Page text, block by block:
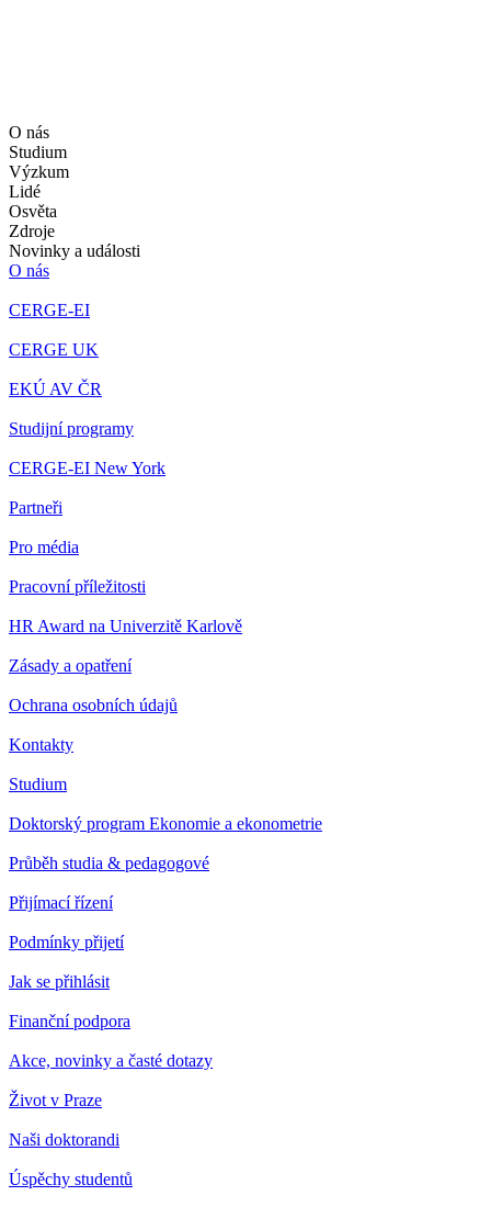
O nás
Studium
Výzkum
Lidé
Osvěta
Zdroje
Novinky a události
O nás
CERGE-EI
CERGE UK
EKÚ AV ČR
Studijní programy
CERGE-EI New York
Partneři
Pro média
Pracovní příležitosti
HR Award na Univerzitě Karlově
Zásady a opatření
Ochrana osobních údajů
Kontakty
Studium
Doktorský program Ekonomie a ekonometrie
Průběh studia & pedagogové
Přijímací řízení
Podmínky přijetí
Jak se přihlásit
Finanční podpora
Akce, novinky a časté dotazy
Život v Praze
Naši doktorandi
Úspěchy studentů